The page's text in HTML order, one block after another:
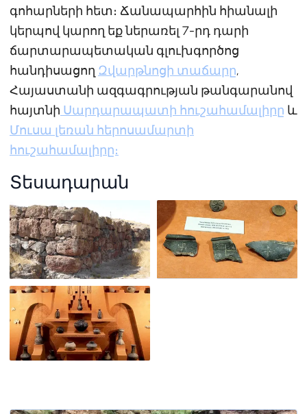
գոհարների հետ։ Ճանապարհին հիանալի
կերպով կարող եք ներառել 7-րդ դարի
ճարտարապետական գլուխգործոց
հանդիսացող Զվարթնոցի տաճարը,
Հայաստանի ազգագրության թանգարանով
հայտնի Սարդարապատի հուշահամալիրը և
Մուսա լեռան հերոսամարտի
հուշահամալիրը։
Տեսադարան